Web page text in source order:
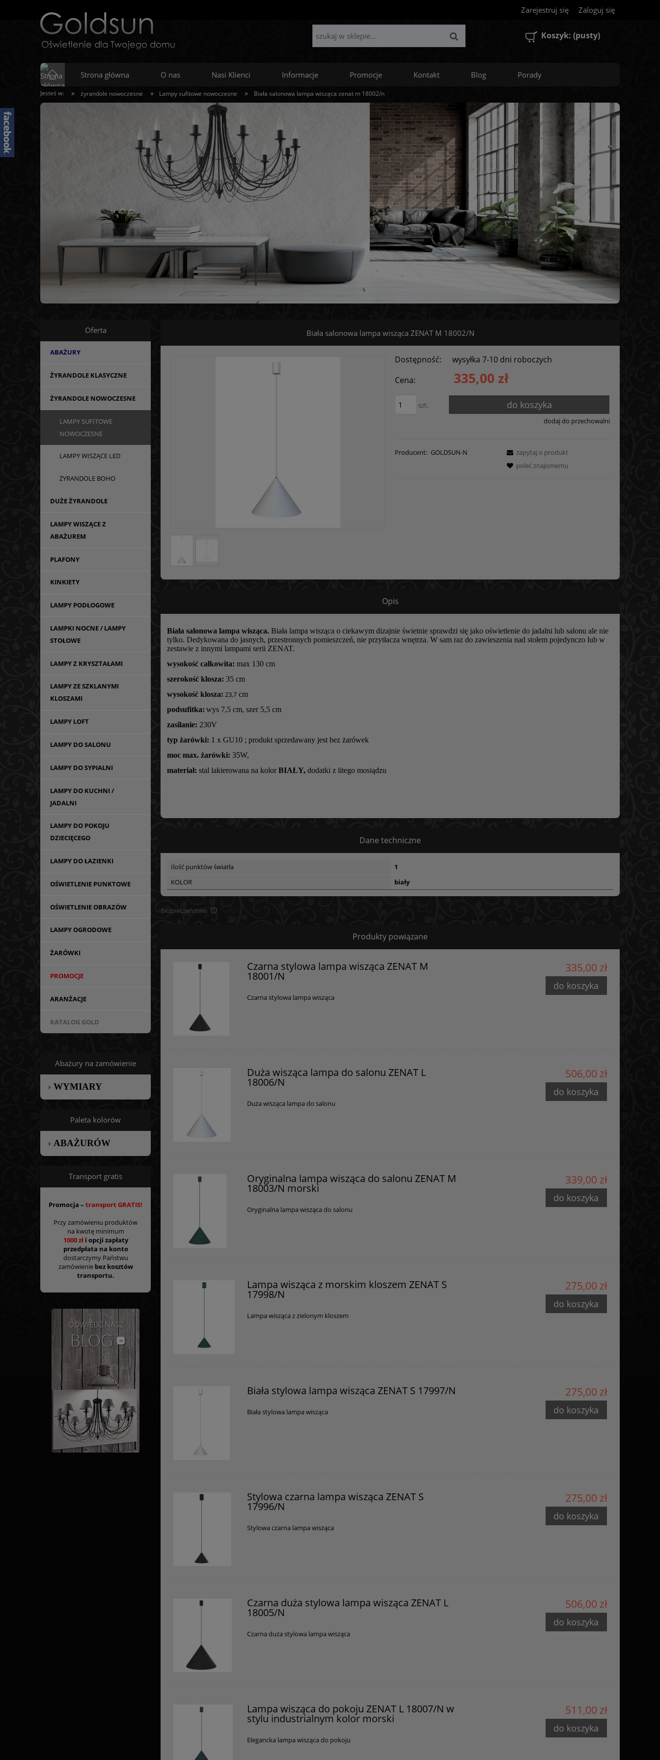
Zarejestruj się Zaloguj się
Koszyk: (pusty)
Strona główna O nas Nasi Klienci Informacje Promocje Kontakt Blog Porady
Jesteś w: » żyrandole nowoczesne » Lampy sufitowe nowoczesne » Biała salonowa lampa wisząca zenat m 18002/n
Oferta
ABAŻURY
ŻYRANDOLE KLASYCZNE
ŻYRANDOLE NOWOCZESNE
LAMPY SUFITOWE
NOWOCZESNE
LAMPY WISZĄCE LED
ŻYRANDOLE BOHO
DUŻE ŻYRANDOLE
LAMPY WISZĄCE Z
ABAŻUREM
PLAFONY
KINKIETY
LAMPY PODŁOGOWE
LAMPKI NOCNE / LAMPY
STOŁOWE
LAMPY Z KRYSZTAŁAMI
LAMPY ZE SZKLANYMI
KLOSZAMI
LAMPY LOFT
LAMPY DO SALONU
LAMPY DO SYPIALNI
LAMPY DO KUCHNI /
JADALNI
LAMPY DO POKOJU
DZIECIĘCEGO
LAMPY DO ŁAZIENKI
OŚWIETLENIE PUNKTOWE
OŚWIETLENIE OBRAZÓW
LAMPY OGRODOWE
ŻARÓWKI
PROMOCJE
ARANŻACJE
KATALOG GOLD
Abażury na zamówienie
WYMIARY
Paleta kolorów
ABAŻURÓW
Transport gratis
Promocja – transport GRATIS!
Przy zamówieniu produktów
na kwotę minimum
1000 złi opcji zapłaty
przedpłata na konto
dostarczymy Państwu
zamówienie bez kosztów
transportu.
Biała salonowa lampa wisząca ZENAT M 18002/N
Dostępność:
wysyłka 7-10 dni roboczych
Cena:
335,00 zł
szt. do koszyka
dodaj do przechowalni
Producent: GOLDSUN-N
zapytaj o produkt
poleć znajomemu
Opis
Biała salonowa lampa wisząca. Biała lampa wisząca o ciekawym dizajnie świetnie sprawdzi się jako oświetlenie do jadalni lub salonu ale nie
tylko. Dedykowana do jasnych, przestronnych pomieszczeń, nie przytłacza wnętrza. W sam raz do zawieszenia nad stołem pojedynczo lub w
zestawie z innymi lampami serii ZENAT.
wysokość całkowita: max 130 cm
szerokość klosza: 35 cm
wysokość klosza: 23,7 cm
podsufitka: wys 7,5 cm, szer 5,5 cm
zasilanie: 230V
typ żarówki: 1 x GU10 ; produkt sprzedawany jest bez żarówek
moc max. żarówki: 35W,
materiał: stal lakierowana na kolor BIAŁY, dodatki z litego mosiądzu
Dane techniczne
Ilość punktów światła
1
KOLOR
biały
Bezpieczeństwo
Certyfikaty i ostrzeżenie bezpieczeństwa
Posiada oznaczenie CE (zgodność z normami UE).
Producent
Produkty powiązane
Czarna stylowa lampa wisząca ZENAT M
18001/N
Czarna stylowa lampa wisząca
335,00 zł
do koszyka
Duża wisząca lampa do salonu ZENAT L
18006/N
Duża wisząca lampa do salonu
506,00 zł
do koszyka
Oryginalna lampa wisząca do salonu ZENAT M
18003/N morski
Oryginalna lampa wisząca do salonu
339,00 zł
do koszyka
Lampa wisząca z morskim kloszem ZENAT S
17998/N
Lampa wisząca z zielonym kloszem
275,00 zł
do koszyka
Biała stylowa lampa wisząca ZENAT S 17997/N
Biała stylowa lampa wisząca
275,00 zł
do koszyka
Stylowa czarna lampa wisząca ZENAT S
17996/N
Stylowa czarna lampa wisząca
275,00 zł
do koszyka
Czarna duża stylowa lampa wisząca ZENAT L
18005/N
Czarna duża stylowa lampa wisząca
506,00 zł
do koszyka
Lampa wisząca do pokoju ZENAT L 18007/N w
stylu industrialnym kolor morski
Elegancka lampa wisząca do pokoju
511,00 zł
do koszyka